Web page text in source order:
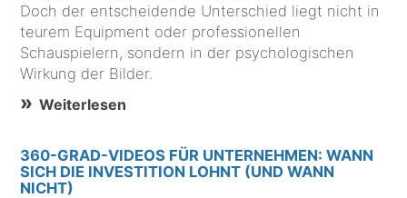
Doch der entscheidende Unterschied liegt nicht in
teurem Equipment oder professionellen
Schauspielern, sondern in der psychologischen
Wirkung der Bilder.
Weiterlesen
360-GRAD-VIDEOS FÜR UNTERNEHMEN: WANN
SICH DIE INVESTITION LOHNT (UND WANN
NICHT)